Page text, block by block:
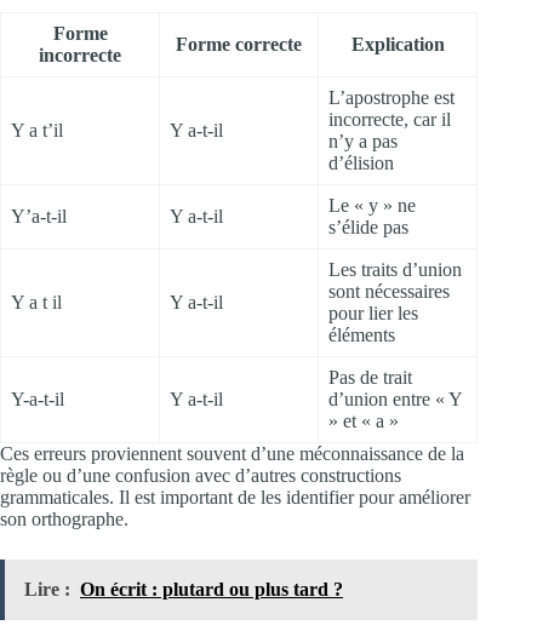
Forme
incorrecte
Forme correcte Explication
Y a t’il Y a-t-il
L’apostrophe est
incorrecte, car il
n’y a pas
d’élision
Y’a-t-il Y a-t-il
Le « y » ne
s’élide pas
Y a t il Y a-t-il
Les traits d’union
sont nécessaires
pour lier les
éléments
Y-a-t-il Y a-t-il
Pas de trait
d’union entre « Y
» et « a »
Ces erreurs proviennent souvent d’une méconnaissance de la
règle ou d’une confusion avec d’autres constructions
grammaticales. Il est important de les identifier pour améliorer
son orthographe.
Lire : On écrit : plutard ou plus tard ?